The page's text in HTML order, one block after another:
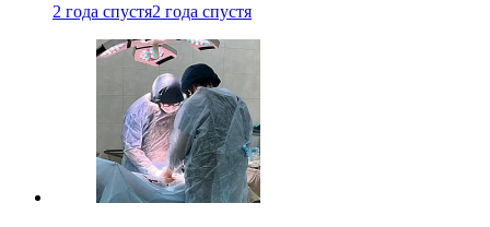
2 года спустя2 года спустя